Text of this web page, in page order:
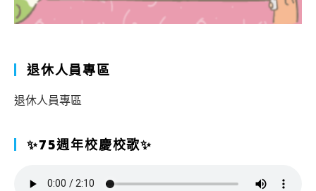
退休人員專區
退休人員專區
✨75週年校慶校歌✨